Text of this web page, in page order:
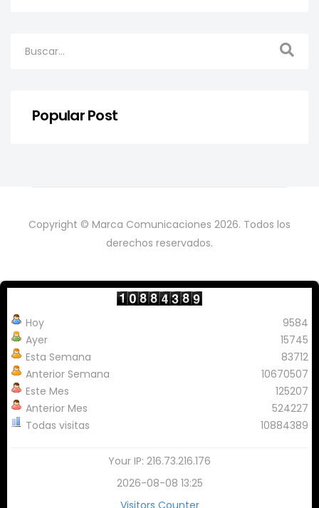
Popular Post
Copyright © Marca Comunicaciones 2026. Todos los
derechos reservados.
Hoy
Ayer
Esta Semana
Anterior Semana
Este Mes
Anterior Mes
Todas visitas
9584
15745
83712
10670507
125207
524227
10884389
Your IP: 216.73.216.176
2026-08-08 13:25